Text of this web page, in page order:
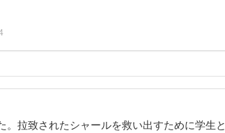
拉致されたシャールを救い出すために学生と